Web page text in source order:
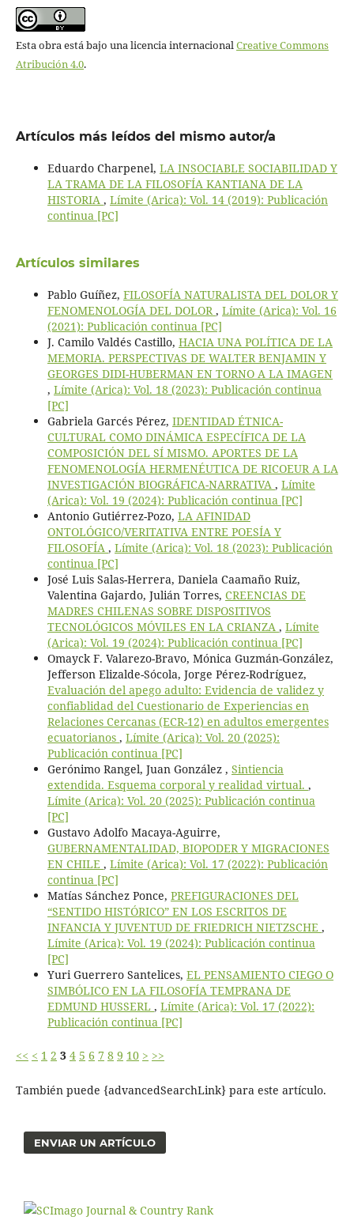
Esta obra está bajo una licencia internacionalCreative Commons
Atribución 4.0.
Artículos más leídos del mismo autor/a
Eduardo Charpenel, LA INSOCIABLE SOCIABILIDAD Y
LA TRAMA DE LA FILOSOFÍA KANTIANA DE LA
HISTORIA , Límite (Arica): Vol. 14 (2019): Publicación
continua [PC]
Artículos similares
Pablo Guíñez, FILOSOFÍA NATURALISTA DEL DOLOR Y
FENOMENOLOGÍA DEL DOLOR, Límite (Arica): Vol. 16
(2021): Publicación continua [PC]
J. Camilo Valdés Castillo, HACIA UNA POLÍTICA DE LA
MEMORIA. PERSPECTIVAS DE WALTER BENJAMIN Y
GEORGES DIDI-HUBERMAN EN TORNO A LA IMAGEN
, Límite (Arica): Vol. 18 (2023): Publicación continua
[PC]
Gabriela Garcés Pérez, IDENTIDAD ÉTNICA-
CULTURAL COMO DINÁMICA ESPECÍFICA DE LA
COMPOSICIÓN DEL SÍ MISMO. APORTES DE LA
FENOMENOLOGÍA HERMENÉUTICA DE RICOEUR A LA
INVESTIGACIÓN BIOGRÁFICA-NARRATIVA , Límite
(Arica): Vol. 19 (2024): Publicación continua [PC]
Antonio Gutiérrez-Pozo, LA AFINIDAD
ONTOLÓGICO/VERITATIVA ENTRE POESÍA Y
FILOSOFÍA , Límite (Arica): Vol. 18 (2023): Publicación
continua [PC]
José Luis Salas-Herrera, Daniela Caamaño Ruiz,
Valentina Gajardo, Julián Torres, CREENCIAS DE
MADRES CHILENAS SOBRE DISPOSITIVOS
TECNOLÓGICOS MÓVILES EN LA CRIANZA , Límite
(Arica): Vol. 19 (2024): Publicación continua [PC]
Omayck F. Valarezo-Bravo, Mónica Guzmán-González,
Jefferson Elizalde-Sócola, Jorge Pérez-Rodríguez,
Evaluación del apego adulto: Evidencia de validez y
confiablidad del Cuestionario de Experiencias en
Relaciones Cercanas (ECR-12) en adultos emergentes
ecuatorianos , Límite (Arica): Vol. 20 (2025):
Publicación continua [PC]
Gerónimo Rangel, Juan González , Sintiencia
extendida. Esquema corporal y realidad virtual. ,
Límite (Arica): Vol. 20 (2025): Publicación continua
[PC]
Gustavo Adolfo Macaya-Aguirre,
GUBERNAMENTALIDAD, BIOPODER Y MIGRACIONES
EN CHILE , Límite (Arica): Vol. 17 (2022): Publicación
continua [PC]
Matías Sánchez Ponce, PREFIGURACIONES DEL
“SENTIDO HISTÓRICO” EN LOS ESCRITOS DE
INFANCIA Y JUVENTUD DE FRIEDRICH NIETZSCHE ,
Límite (Arica): Vol. 19 (2024): Publicación continua
[PC]
Yuri Guerrero Santelices, EL PENSAMIENTO CIEGO O
SIMBÓLICO EN LA FILOSOFÍA TEMPRANA DE
EDMUND HUSSERL , Límite (Arica): Vol. 17 (2022):
Publicación continua [PC]
<< < 1 2 3 4 5 6 7 8 9 10 > >>
También puede {advancedSearchLink} para este artículo.
ENVIAR UN ARTÍCULO